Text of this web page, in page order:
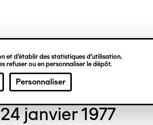
et d’établir des statistiques d’utilisation.
refuser ou en personnaliser le dépôt.
Personnaliser
Georgine HU
24 janvier 1977